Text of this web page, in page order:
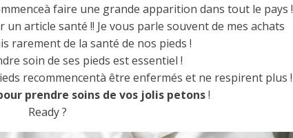
faire une grande apparition dans tout le pays !
article santé !! Je vous parle souvent de mes achats
rarement de la santé de nos pieds !
soin de ses pieds est essentiel !
recommencentà être enfermés et ne respirent plus !
prendre soins de vos jolis petons!
Ready ?